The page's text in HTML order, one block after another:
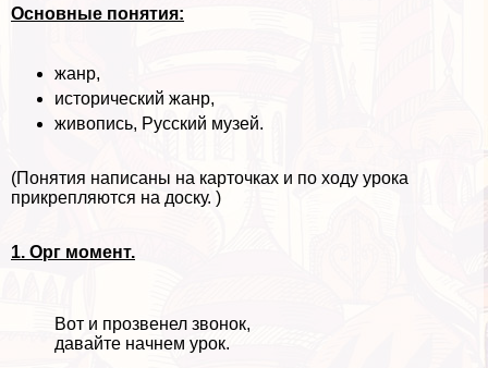
Основные понятия:
жанр,
исторический жанр,
живопись, Русский музей.
(Понятия написаны на карточках и по ходу урока
прикрепляются на доску. )
1. Орг момент.
Вот и прозвенел звонок,
давайте начнем урок.